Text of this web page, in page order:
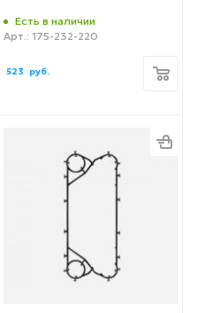
Есть в наличии
Арт.: 175-232-220
523 руб.